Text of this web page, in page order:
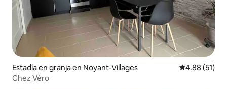
Estadía en granja en Noyant-Villages Calificación
4.88 (51)
Chez Véro